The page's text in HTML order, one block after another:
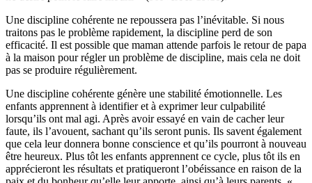
Une discipline cohérente ne repoussera pas l’inévitable. Si nous
traitons pas le problème rapidement, la discipline perd de son
efficacité. Il est possible que maman attende parfois le retour de papa
à la maison pour régler un problème de discipline, mais cela ne doit
pas se produire régulièrement.
Une discipline cohérente génère une stabilité émotionnelle. Les
enfants apprennent à identifier et à exprimer leur culpabilité
lorsqu’ils ont mal agi. Après avoir essayé en vain de cacher leur
faute, ils l’avouent, sachant qu’ils seront punis. Ils savent également
que cela leur donnera bonne conscience et qu’ils pourront à nouveau
être heureux. Plus tôt les enfants apprennent ce cycle, plus tôt ils en
apprécieront les résultats et pratiqueront l’obéissance en raison de la